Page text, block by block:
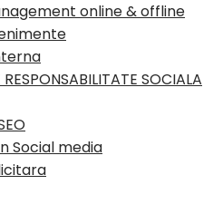
online & offline
SOCIALA
Social media